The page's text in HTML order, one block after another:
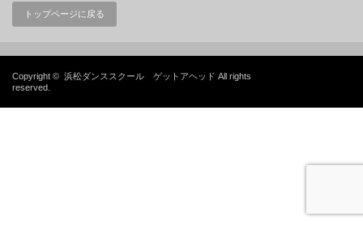
トップページに戻る
Copyright © 浜松ダンススクール ゲットアヘッド All rights
reserved.